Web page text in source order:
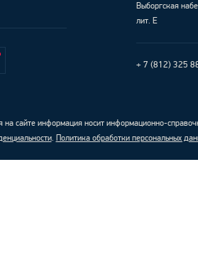
Выборгская
лит. Е
+ 7 (812) 325
на сайте информация носит информационно-
. Политика обработки персональных